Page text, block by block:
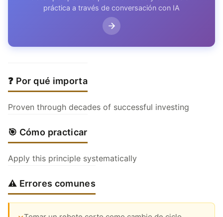
práctica a través de conversación con IA
❓ Por qué importa
Proven through decades of successful investing
🎯 Cómo practicar
Apply this principle systematically
⚠️ Errores comunes